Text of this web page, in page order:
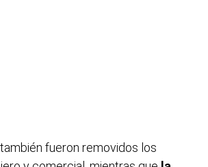
fueron removidos los